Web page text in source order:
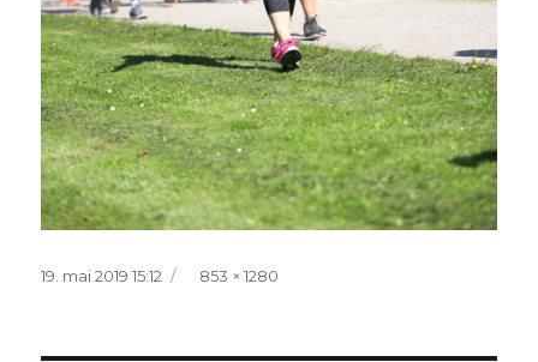
Postitatud
19. mai 2019 15:12 Täissuurus
853 × 1280